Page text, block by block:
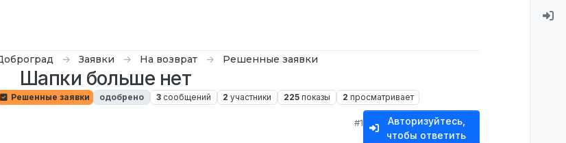
Заявки На возврат Решенные заявки
Шапки больше нет
Решенные заявки одобрено 3 сообщений 2 участники 225 показы 2 просматривает
#1
Авторизуйтесь,
чтобы ответить